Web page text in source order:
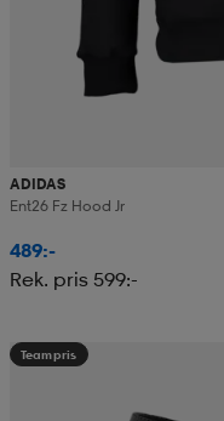
ADIDAS
Ent26 Fz Hood Jr
489:-
Rek. pris 599:-
Teampris